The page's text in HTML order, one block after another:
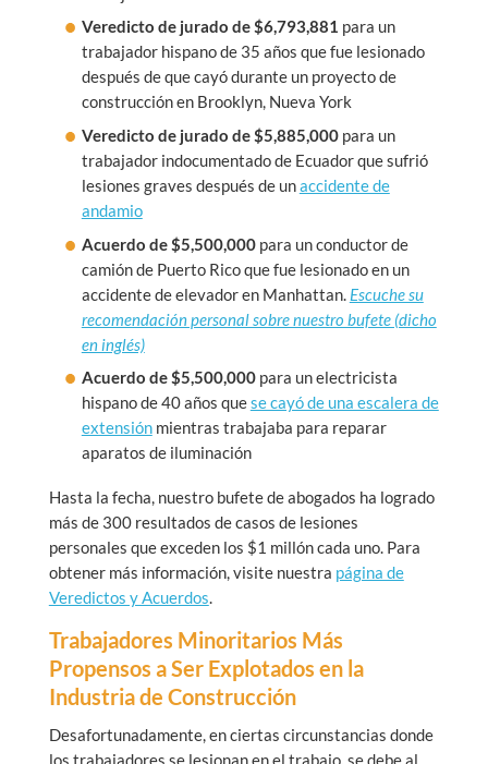
Veredicto de jurado de $6,793,881 para un
trabajador hispano de 35 años que fue lesionado
después de que cayó durante un proyecto de
construcción en Brooklyn, Nueva York
Veredicto de jurado de $5,885,000 para un
trabajador indocumentado de Ecuador que sufrió
lesiones graves después de unaccidente de
andamio
Acuerdo de $5,500,000 para un conductor de
camión de Puerto Rico que fue lesionado en un
accidente de elevador en Manhattan. Escuche su
recomendación personal sobre nuestro bufete (dicho
en inglés)
Acuerdo de $5,500,000 para un electricista
hispano de 40 años quese cayó de una escalera de
extensiónmientras trabajaba para reparar
aparatos de iluminación
Hasta la fecha, nuestro bufete de abogados ha logrado
más de 300 resultados de casos de lesiones
personales que exceden los $1 millón cada uno. Para
obtener más información, visite nuestra página de
Veredictos y Acuerdos.
Trabajadores Minoritarios Más
Propensos a Ser Explotados en la
Industria de Construcción
Desafortunadamente, en ciertas circunstancias donde
los trabajadores se lesionan en el trabajo, se debe al